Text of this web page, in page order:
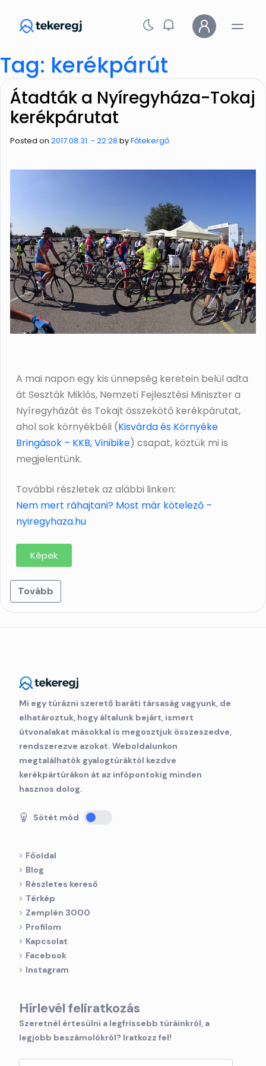
Tag: kerékpárút
Átadták a Nyíregyháza-Tokaj
kerékpárutat
Posted on 2017.08.31. - 22:28 byFőtekergő
A mai napon egy kis ünnepség keretein belül adta
át Seszták Miklós, Nemzeti Fejlesztési Miniszter a
Nyíregyházát és Tokajt összekötő kerékpárutat,
ahol sok környékbéli (Kisvárda és Környéke
Bringások – KKB,Vinibike) csapat, köztük mi is
megjelentünk.
További részletek az alábbi linken:
Nem mert ráhajtani? Most már kötelező –
nyiregyhaza.hu
Képek
Tovább
Mi egy túrázni szerető baráti társaság vagyunk, de
elhatároztuk, hogy általunk bejárt, ismert
útvonalakat másokkal is megosztjuk összeszedve,
rendszerezve azokat. Weboldalunkon
megtalálhatók gyalogtúráktól kezdve
kerékpártúrákon át az infópontokig minden
hasznos dolog.
Sötét mód
Főoldal
Blog
Részletes kereső
Térkép
Zemplén 3000
Profilom
Kapcsolat
Facebook
Instagram
Hírlevél feliratkozás
Szeretnél értesülni a legfrissebb túráinkról, a
legjobb beszámolókról? Iratkozz fel!